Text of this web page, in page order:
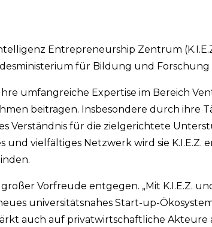
Entrepreneurship Zentrum
für Bildung und Forschung
umfangreiche Expertise im Bereich
beitragen. Insbesondere durch ihre
Verständnis für die zielgerichtete
vielfältiges Netzwerk wird sie K.I.E.Z.
Vorfreude entgegen. „Mit K.I.E.Z.
universitätsnahes Start-up-
auch auf privatwirtschaftliche